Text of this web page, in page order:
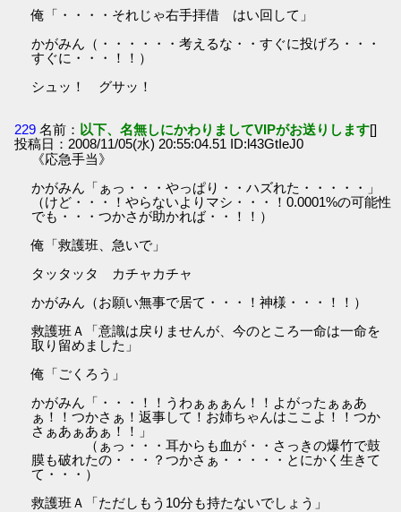
俺「・・・・それじゃ右手拝借 はい回して」
かがみん（・・・・・・考えるな・・すぐに投げろ・・・
すぐに・・・！！）
シュッ！ グサッ！
229 名前： 以下、名無しにかわりましてVIPがお送りします[]
投稿日：2008/11/05(水) 20:55:04.51 ID:l43GtIeJ0
《応急手当》
かがみん「ぁっ・・・やっぱり・・ハズれた・・・・・」
（けど・・・！やらないよりマシ・・・！0.0001%の可能性
でも・・・つかさが助かれば・・！！）
俺「救護班、急いで」
タッタッタ カチャカチャ
かがみん（お願い無事で居て・・・！神様・・・！！）
救護班Ａ「意識は戻りませんが、今のところ一命は一命を
取り留めました」
俺「ごくろう」
かがみん「・・・！！うわぁぁぁん！！よがったぁぁあ
ぁ！！つかさぁ！返事して！お姉ちゃんはここよ！！つか
さぁあぁあぁ！！」
（ぁっ・・・耳からも血が・・さっきの爆竹で鼓
膜も破れたの・・・？つかさぁ・・・・・とにかく生きて
て・・・）
救護班Ａ「ただしもう10分も持たないでしょう」